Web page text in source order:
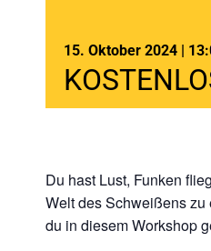
15. Oktober 2024 |
Du hast Lust, Funken
Welt des Schweißens
du in diesem Workshop